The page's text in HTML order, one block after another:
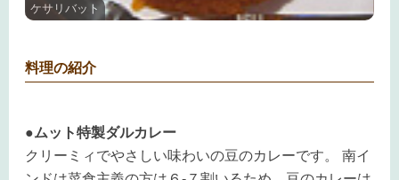
ケサリバット
料理の紹介
●ムット特製ダルカレー
クリーミィでやさしい味わいの豆のカレーです。 南イ